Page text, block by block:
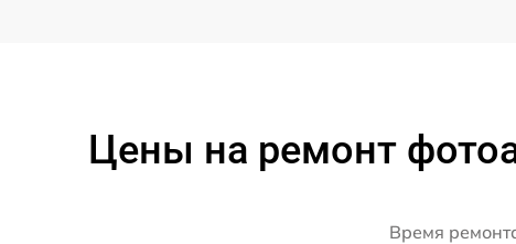
Цены на ремонт
Время